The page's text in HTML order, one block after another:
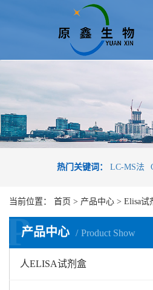
热门关键词： LC-MS法
当前位置： 首页 > 产品中心 > Elisa试
产品中心 Product Show
P
人ELISA试剂盒